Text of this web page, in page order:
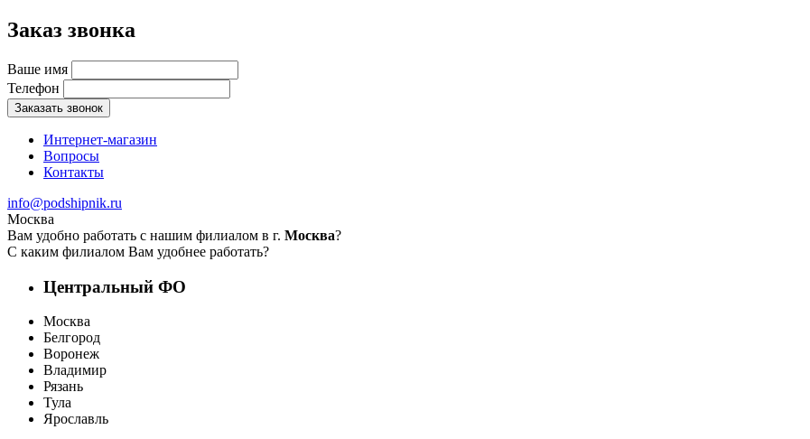
Заказ звонка
Ваше имя
Телефон
Заказать звонок
Интернет-магазин
Вопросы
Контакты
info@podshipnik.ru
Москва
Вам удобно работать с нашим филиалом в г. Москва?
С каким филиалом Вам удобнее работать?
Центральный ФО
Москва
Белгород
Воронеж
Владимир
Рязань
Тула
Ярославль